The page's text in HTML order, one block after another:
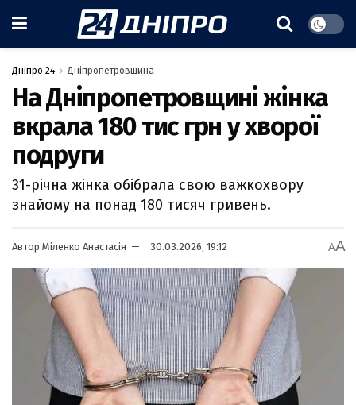
Дніпро 24 Дніпропетровщина
На Дніпропетровщині жінка
вкрала 180 тис грн у хворої
подруги
31-річна жінка обібрала свою важкохвору
знайому на понад 180 тисяч гривень.
Автор Міленко Анастасія 30.03.2026, 19:12 AA